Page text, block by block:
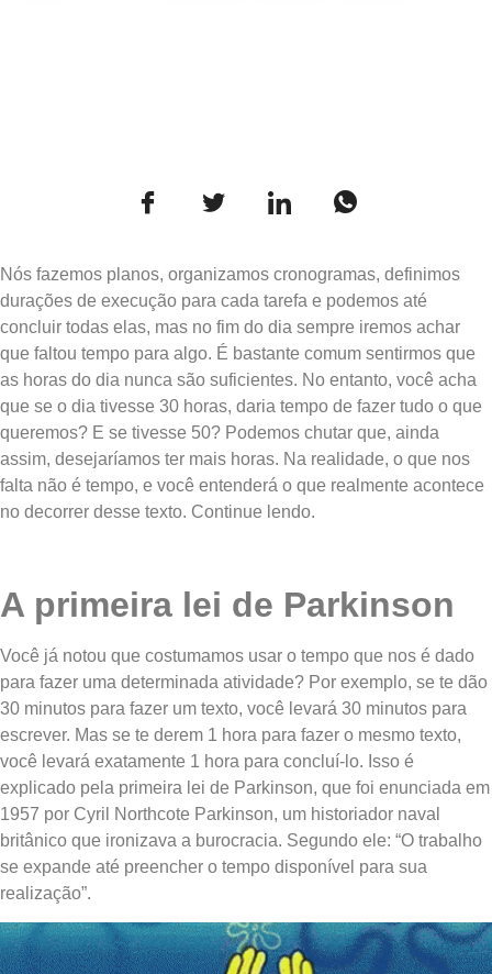
Nós fazemos planos, organizamos cronogramas, definimos
durações de execução para cada tarefa e podemos até
concluir todas elas, mas no fim do dia sempre iremos achar
que faltou tempo para algo. É bastante comum sentirmos que
as horas do dia nunca são suficientes. No entanto, você acha
que se o dia tivesse 30 horas, daria tempo de fazer tudo o que
queremos? E se tivesse 50? Podemos chutar que, ainda
assim, desejaríamos ter mais horas. Na realidade, o que nos
falta não é tempo, e você entenderá o que realmente acontece
no decorrer desse texto. Continue lendo.
A primeira lei de Parkinson
Você já notou que costumamos usar o tempo que nos é dado
para fazer uma determinada atividade? Por exemplo, se te dão
30 minutos para fazer um texto, você levará 30 minutos para
escrever. Mas se te derem 1 hora para fazer o mesmo texto,
você levará exatamente 1 hora para concluí-lo. Isso é
explicado pela primeira lei de Parkinson, que foi enunciada em
1957 por Cyril Northcote Parkinson, um historiador naval
britânico que ironizava a burocracia. Segundo ele: “O trabalho
se expande até preencher o tempo disponível para sua
realização”.